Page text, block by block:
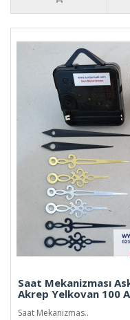
Saat Mekanizması
Akrep Yelkovan 100
Saat Mekanizmas..